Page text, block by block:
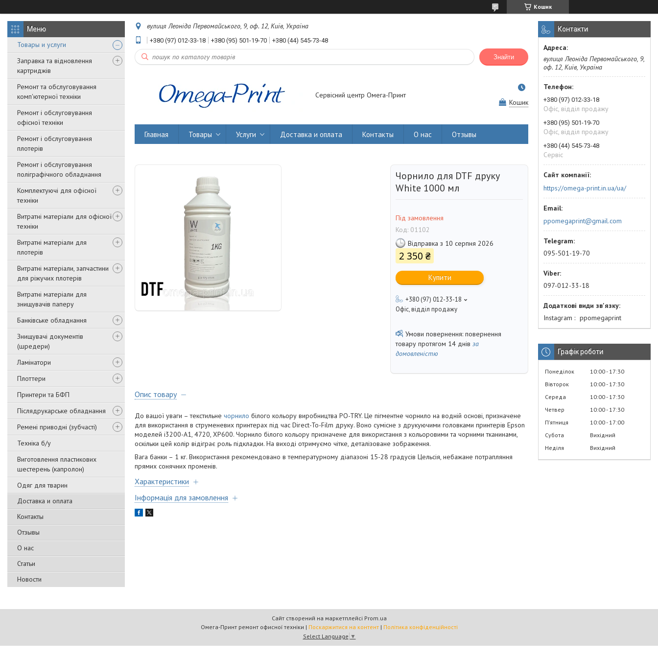
Кошик
Товары и услуги
Заправка та відновлення
картриджів
Ремонт та обслуговування
комп'ютерної техніки
Ремонт і обслуговування
офісної техніки
Ремонт і обслуговування
плотерів
Ремонт і обслуговування
поліграфічного обладнання
Комплектуючі для офісної
техніки
Витратні матеріали для офісної
техніки
Витратні матеріали для
плотерів
Витратні матеріали, запчастини
для ріжучих плотерів
Витратні матеріали для
знищувачів паперу
Банківське обладнання
Знищувачі документів
(шредери)
Ламінатори
Плоттери
Принтери та БФП
Післядрукарське обладнання
Ремені приводні (зубчасті)
Техніка б/у
Виготовлення пластикових
шестерень (капролон)
Одяг для тварин
Доставка и оплата
Контакты
Отзывы
О нас
Статьи
Новости
вулиця Леоніда Первомайського, 9, оф. 12, Київ, Україна
+380 (97) 012-33-18 +380 (95) 501-19-70 +380 (44) 545-73-48
Знайти
Сервісний центр Омега-Принт
Кошик
Главная Товары Услуги Доставка и оплата Контакты О нас Отзывы
Чорнило для DTF друку
White 1000 мл
Під замовлення
Код: 01102
Відправка з 10 серпня 2026
2 350 ₴
Купити
+380 (97) 012-33-18
Офіс, відділ продажу
повернення
товару протягом 14 днів за
домовленістю
Опис товару
До вашої уваги – текстильне чорнило білого кольору виробництва PO-TRY. Це пігментне чорнило на водній основі, призначене
для використання в струменевих принтерах під час Direct-To-Film друку. Воно сумісне з друкуючими головками принтерів Epson
моделей i3200-A1, 4720, XP600. Чорнило білого кольору призначене для використання з кольоровими та чорними тканинами,
оскільки цей колір відіграє роль підкладки. На виході отримуємо чітке, деталізоване зображення.
Вага банки – 1 кг. Використання рекомендовано в температурному діапазоні 15-28 градусів Цельсія, небажане потрапляння
прямих сонячних променів.
Характеристики
Інформація для замовлення
Контакти
вулиця Леоніда Первомайського, 9,
оф. 12, Київ, Україна
+380 (97) 012-33-18
Офіс, відділ продажу
+380 (95) 501-19-70
Офіс, відділ продажу
+380 (44) 545-73-48
Сервіс
https://omega-print.in.ua/ua/
ppomegaprint@gmail.com
095-501-19-70
097-012-33-18
Instagram ppomegaprint
Графік роботи
Понеділок 10:00 17:30
Вівторок
10:00 17:30
Середа
10:00 17:30
Четвер
10:00 17:30
Пʼятниця
10:00 17:00
Субота
Вихідний
Неділя
Вихідний
Сайт створений на маркетплейсі Prom.ua
Омега-Принт ремонт офисної техніки | Поскаржитися на контент | Політика конфіденційності
Select Language ▼